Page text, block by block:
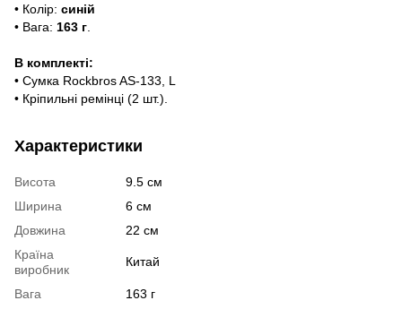
• Колір: синій
• Вага: 163 г
В комплекті:
• Сумка Rockbros AS-133, L
• Кріпильні ремінці (2 шт.).
Характеристики
Висота
9.5 см
Ширина
6 см
Довжина
22 см
Країна
виробник
Китай
Вага
163 г